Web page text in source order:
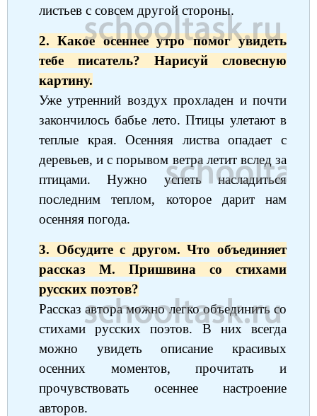
листьев с совсем другой стороны.
2. Какое осеннее утро помог увидеть
тебе писатель? Нарисуй словесную
картину.
Уже утренний воздух прохладен и почти
закончилось бабье лето. Птицы улетают в
теплые края. Осенняя листва опадает с
деревьев, и с порывом ветра летит вслед за
птицами. Нужно успеть насладиться
последним теплом, которое дарит нам
осенняя погода.
3. Обсудите с другом. Что объединяет
рассказ М. Пришвина со стихами
русских поэтов?
Рассказ автора можно легко объединить со
стихами русских поэтов. В них всегда
можно увидеть описание красивых
осенних моментов, прочитать и
прочувствовать осеннее настроение
авторов.